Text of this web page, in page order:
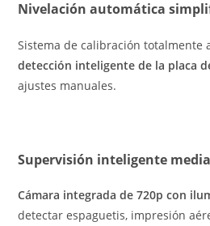
Nivelación automática
Sistema de calibración totalmente
detección inteligente de la placa
ajustes manuales.
Supervisión inteligente
Cámara integrada de 720p con
detectar espaguetis, impresión